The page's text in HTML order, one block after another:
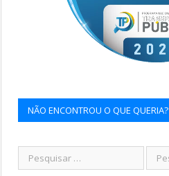
NÃO ENCONTROU O QUE QUERIA?